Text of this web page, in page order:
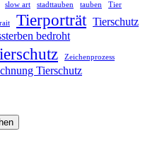
slow art stadttauben tauben Tier
Tierporträt Tierschutz
bedroht
Zeichenprozess
Tierschutz